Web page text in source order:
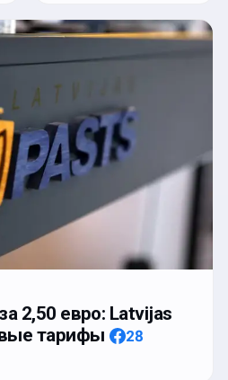
2,50 евро: Latvijas
тарифы
28